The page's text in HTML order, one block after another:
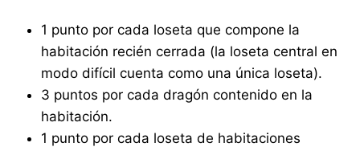
1 punto por cada loseta que compone la
habitación recién cerrada (la loseta central en
modo difícil cuenta como una única loseta).
3 puntos por cada dragón contenido en la
habitación.
1 punto por cada loseta de habitaciones